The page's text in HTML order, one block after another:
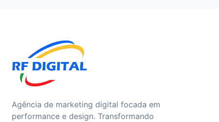
Agência de marketing digital focada em
performance e design. Transformando